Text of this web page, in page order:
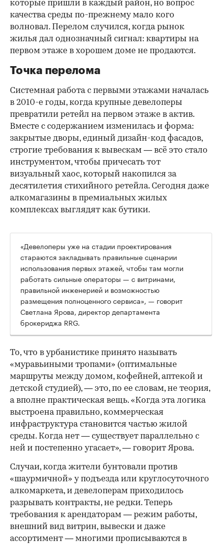
которые пришли в каждый район, но вопрос
качества среды по-прежнему мало кого
волновал. Перелом случился, когда рынок
жилья дал однозначный сигнал: квартиры на
первом этаже в хорошем доме не продаются.
Точка перелома
Системная работа с первыми этажами началась
в 2010-е годы, когда крупные девелоперы
превратили ретейл на первом этаже в актив.
Вместе с содержанием изменилась и форма:
закрытые дворы, единый дизайн-код фасадов,
строгие требования к вывескам — всё это стало
инструментом, чтобы причесать тот
визуальный хаос, который накопился за
десятилетия стихийного ретейла. Сегодня даже
алкомагазины в премиальных жилых
комплексах выглядят как бутики.
00:00
«Девелоперы уже на стадии проектирования
стараются закладывать правильные сценарии
использования первых этажей, чтобы там могли
работать сильные операторы — с витринами,
правильной инженерией и возможностью
размещения полноценного сервиса», — говорит
Светлана Ярова, директор департамента
брокериджа RRG.
То, что в урбанистике принято называть
«муравьиными тропами» (оптимальные
маршруты между домом, кофейней, аптекой и
детской студией), — это, по ее словам, не теория,
а вполне практическая вещь. «Когда эта логика
выстроена правильно, коммерческая
инфраструктура становится частью жилой
среды. Когда нет — существует параллельно с
ней и постепенно угасает», — говорит Ярова.
Случаи, когда жители бунтовали против
«шаурмичной» у подъезда или круглосуточного
алкомаркета, и девелоперам приходилось
разрывать контракты, не редки. Теперь
требования к арендаторам — режим работы,
внешний вид витрин, вывески и даже
ассортимент — многими прописываются в